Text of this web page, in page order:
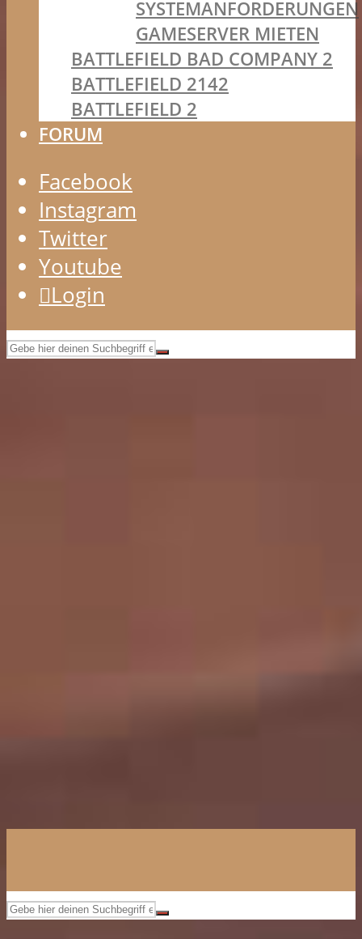
SYSTEMANFORDERUNGEN
GAMESERVER MIETEN
BATTLEFIELD BAD COMPANY 2
BATTLEFIELD 2142
BATTLEFIELD 2
FORUM
Facebook
Instagram
Twitter
Youtube
Login